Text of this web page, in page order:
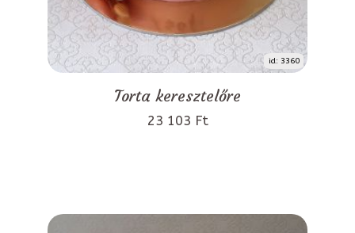
id: 3360
Torta keresztelőre
23 103 Ft